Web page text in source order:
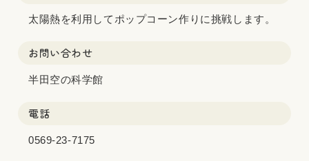
太陽熱を利用してポップコーン作りに挑戦します。
お問い合わせ
半田空の科学館
電話
0569-23-7175